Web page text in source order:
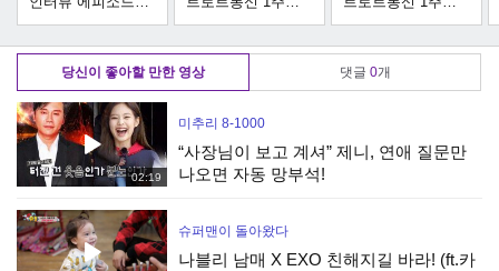
#2] - 이제는 양양시
대
기념 공개방송] 초
대가수 지나유-사랑
의 배터리(홍진영)
기념 공개방송] 초
대가수 후니용이-너
당신이 좋아할 만한 영상 댓글 0개
02:19
미추리 8-1000
“사장님이 보고 계셔” 제니, 연애 질문만
나오면 자동 망부석!
슈퍼맨이 돌아왔다
나블리 남매 X EXO 친해지길 바라! (ft.카